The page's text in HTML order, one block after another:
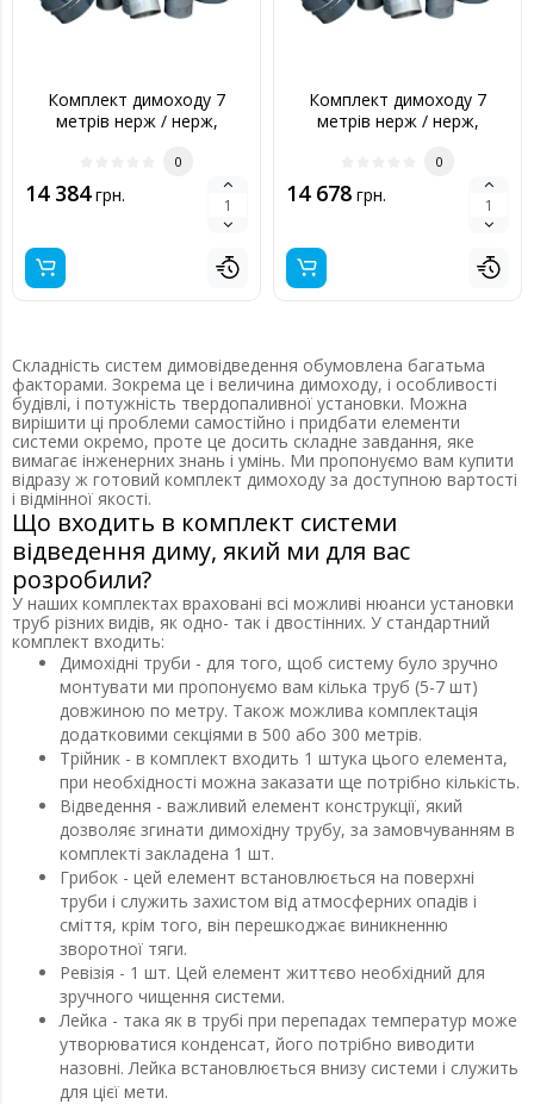
Комплект димоходу 7
метрів нерж / нерж,
0
14 384грн.
Комплект димоходу 7
метрів нерж / нерж,
0
14 678 грн.
Складність систем димовідведення обумовлена багатьма
факторами. Зокрема це і величина димоходу, і особливості
будівлі, і потужність твердопаливної установки. Можна
вирішити ці проблеми самостійно і придбати елементи
системи окремо, проте це досить складне завдання, яке
вимагає інженерних знань і умінь. Ми пропонуємо вам купити
відразу ж готовий комплект димоходу за доступною вартості
і відмінної якості.
Що входить в комплект системи
відведення диму, який ми для вас
розробили?
У наших комплектах враховані всі можливі нюанси установки
труб різних видів, як одно- так і двостінних. У стандартний
комплект входить:
Димохідні труби - для того, щоб систему було зручно
монтувати ми пропонуємо вам кілька труб (5-7 шт)
довжиною по метру. Також можлива комплектація
додатковими секціями в 500 або 300 метрів.
Трійник - в комплект входить 1 штука цього елемента,
при необхідності можна заказати ще потрібно кількість.
Відведення - важливий елемент конструкції, який
дозволяє згинати димохідну трубу, за замовчуванням в
комплекті закладена 1 шт.
Грибок - цей елемент встановлюється на поверхні
труби і служить захистом від атмосферних опадів і
сміття, крім того, він перешкоджає виникненню
зворотної тяги.
Ревізія - 1 шт. Цей елемент життєво необхідний для
зручного чищення системи.
Лейка - така як в трубі при перепадах температур може
утворюватися конденсат, його потрібно виводити
назовні. Лейка встановлюється внизу системи і служить
для цієї мети.